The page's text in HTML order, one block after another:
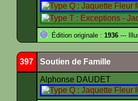
Édition originale : 1936 ---
397 Soutien de Famille
Alphonse DAUDET